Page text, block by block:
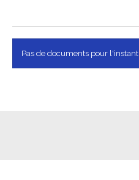
Pas de documents pour l'instant